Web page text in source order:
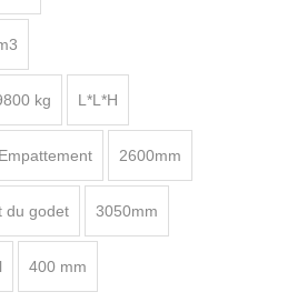
kg L*L*H
Empattement 2600mm
du godet 3050mm
400 mm